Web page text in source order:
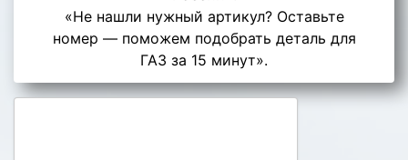
«Не нашли нужный артикул? Оставьте
номер — поможем подобрать деталь для
ГАЗ за 15 минут».